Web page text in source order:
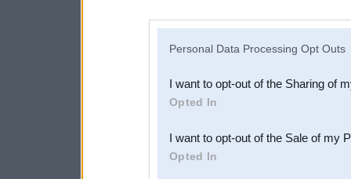
Downstream Participants
third parties.
Personal Data Processing Opt Outs
I want to opt-out of the Sharing of
Opted In
I want to opt-out of the Sale of my
Opted In